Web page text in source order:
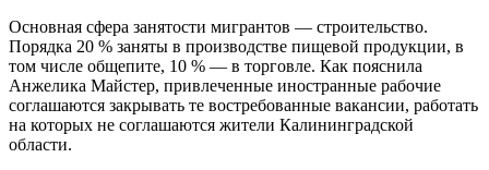
Основная сфера занятости мигрантов — строительство.
Порядка 20 % заняты в производстве пищевой продукции, в
том числе общепите, 10 % — в торговле. Как пояснила
Анжелика Майстер, привлеченные иностранные рабочие
соглашаются закрывать те востребованные вакансии, работать
на которых не соглашаются жители Калининградской
области.